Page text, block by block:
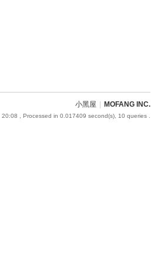
小黑屋 MOFANG INC.
20:08 , Processed in 0.017409 second(s), 10 queries .